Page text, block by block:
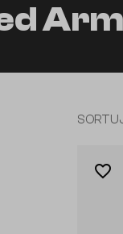
favorite_border